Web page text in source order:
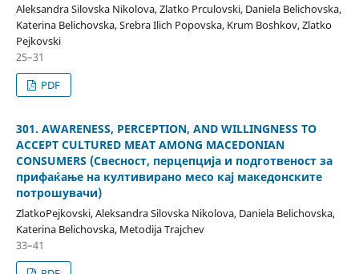
Aleksandra Silovska Nikolova, Zlatko Prculovski, Daniela Belichovska,
Katerina Belichovska, Srebra Ilich Popovska, Krum Boshkov, Zlatko
Pejkovski
25–31
PDF
301. AWARENESS, PERCEPTION, AND WILLINGNESS TO
ACCEPT CULTURED MEAT AMONG MACEDONIAN
CONSUMERS (Свесност, перцепција и подготвеност за
прифаќање на култивирано месо кај македонските
потрошувачи)
ZlatkoPejkovski, Aleksandra Silovska Nikolova, Daniela Belichovska,
Katerina Belichovska, Metodija Trajchev
33–41